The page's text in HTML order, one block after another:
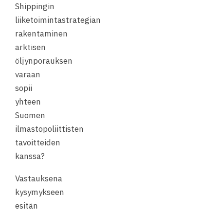
Shippingin
liiketoimintastrategian
rakentaminen
arktisen
öljynporauksen
varaan
sopii
yhteen
Suomen
ilmastopoliittisten
tavoitteiden
kanssa?
Vastauksena
kysymykseen
esitän